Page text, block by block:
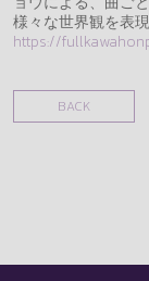
様々な世界観を表
https://
BACK